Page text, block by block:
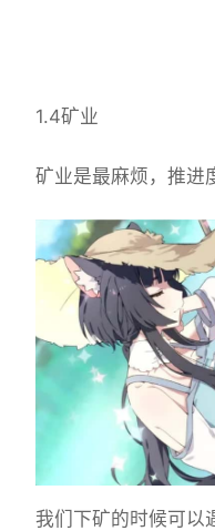
1.4矿业
矿业是最麻烦，推进
我们下矿的时候可以